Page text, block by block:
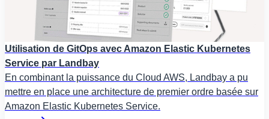
Utilisation de GitOps avec Amazon Elastic Kubernetes
Service par Landbay
En combinant la puissance du Cloud AWS, Landbay a pu
mettre en place une architecture de premier ordre basée sur
Amazon Elastic Kubernetes Service.